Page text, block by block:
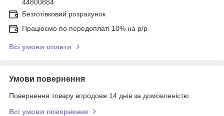
44800884
Безготівковий розрахунок
Працюємо по передоплаті 10% на р/р
Всі умови оплати
Умови повернення
Повернення товару впродовж 14 днів за домовленістю
Всі умови повернення